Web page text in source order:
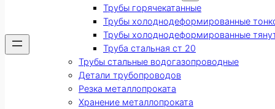
Трубы горячекатанные
Трубы холоднодеформированные
Трубы холоднодеформированные
Труба стальная ст 20
Трубы стальные водогазопроводные
Детали трубопроводов
Резка металлопроката
Хранение металлопроката